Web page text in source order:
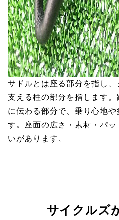
サドルとは座る部分を指し
支える柱の部分を指します
に伝わる部分で、乗り心地や
す。座面の広さ・素材・パ
いがあります。
サイクルズ